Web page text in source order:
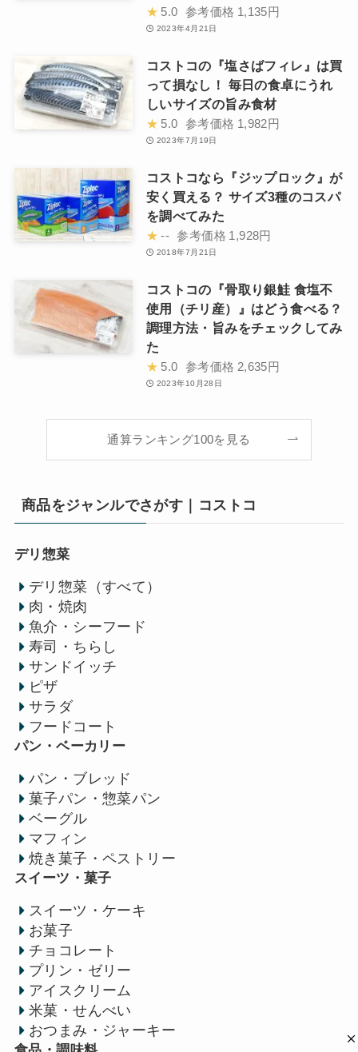
★ 5.0 参考価格 1,135円
2023年4月21日
コストコの『塩さばフィレ』は買
って損なし！ 毎日の食卓にうれ
しいサイズの旨み食材
★ 5.0 参考価格 1,982円
2023年7月19日
コストコなら『ジップロック』が
安く買える？ サイズ3種のコスパ
を調べてみた
★ -- 参考価格 1,928円
2018年7月21日
コストコの『骨取り銀鮭 食塩不
使用（チリ産）』はどう食べる？
調理方法・旨みをチェックしてみ
た
★ 5.0 参考価格 2,635円
2023年10月28日
通算ランキング100を見る
商品をジャンルでさがす｜コストコ
デリ惣菜
デリ惣菜（すべて）
肉・焼肉
魚介・シーフード
寿司・ちらし
サンドイッチ
ピザ
サラダ
フードコート
パン・ベーカリー
パン・ブレッド
菓子パン・惣菜パン
ベーグル
マフィン
焼き菓子・ペストリー
スイーツ・菓子
スイーツ・ケーキ
お菓子
チョコレート
プリン・ゼリー
アイスクリーム
米菓・せんべい
おつまみ・ジャーキー